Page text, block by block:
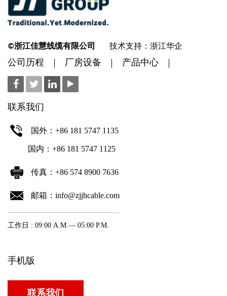
©浙江佳慧线缆有限公司 技术支持：浙江华企
公司历程 厂房设备 产品中心
联系我们
国外：+86 181 5747 1135
国内：+86 181 5747 1125
传真：+86 574 8900 7636
邮箱：info@zjjhcable.com
工作日 : 09:00 A.M.— 05:00 P.M.
手机版
联系我们